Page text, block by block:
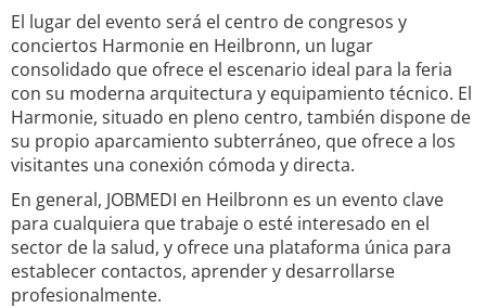
El lugar del evento será el centro de congresos y
conciertos Harmonie en Heilbronn, un lugar
consolidado que ofrece el escenario ideal para la feria
con su moderna arquitectura y equipamiento técnico. El
Harmonie, situado en pleno centro, también dispone de
su propio aparcamiento subterráneo, que ofrece a los
visitantes una conexión cómoda y directa.
En general, JOBMEDI en Heilbronn es un evento clave
para cualquiera que trabaje o esté interesado en el
sector de la salud, y ofrece una plataforma única para
establecer contactos, aprender y desarrollarse
profesionalmente.